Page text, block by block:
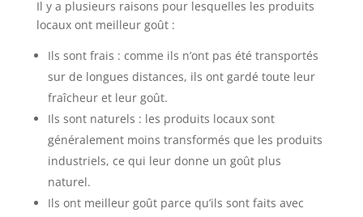
Il y a plusieurs raisons pour lesquelles les produits
locaux ont meilleur goût :
Ils sont frais : comme ils n’ont pas été transportés
sur de longues distances, ils ont gardé toute leur
fraîcheur et leur goût.
Ils sont naturels : les produits locaux sont
généralement moins transformés que les produits
industriels, ce qui leur donne un goût plus
naturel.
Ils ont meilleur goût parce qu’ils sont faits avec